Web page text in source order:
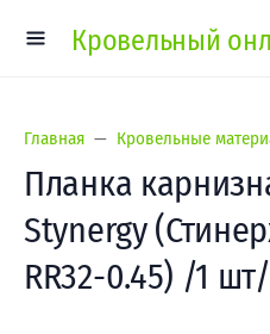
Кровельный
Главная Кровельные
Планка
Stynergy
RR32-0.45) /1 шт/